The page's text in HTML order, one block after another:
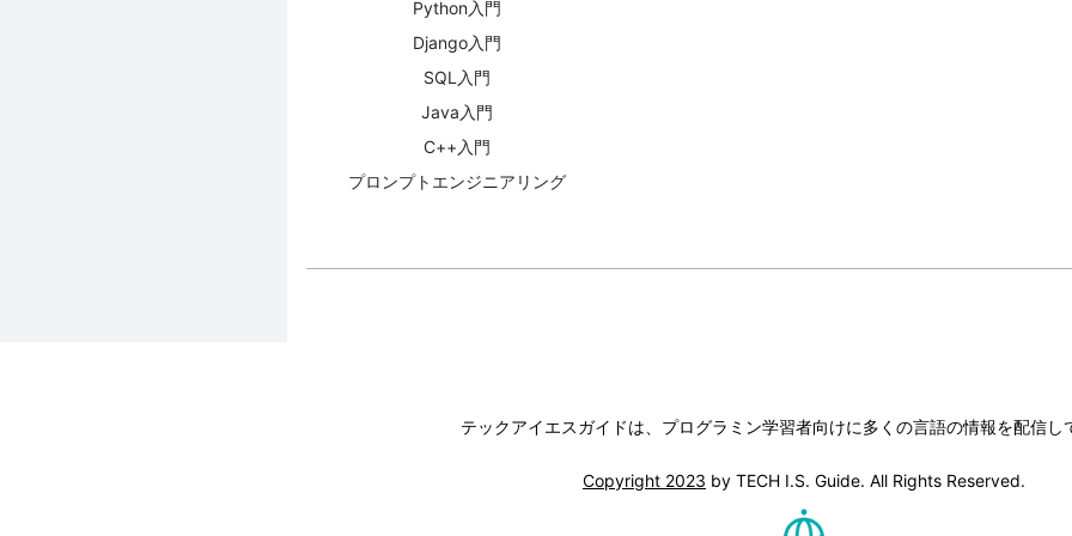
Python入門
Django入門
SQL入門
Java入門
C++入門
プロンプトエンジニアリング
テックアイエスガイドは、プログラミン学習者向けに多くの言語の情報を配信し
Copyright 2023 by TECH I.S. Guide. All Rights Reserved.